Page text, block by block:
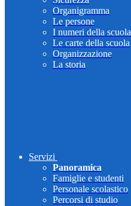
Organigramma
Le persone
I numeri della scuola
Le carte della scuola
Organizzazione
La storia
Servizi
Panoramica
Famiglie e studenti
Personale scolastico
Percorsi di studio